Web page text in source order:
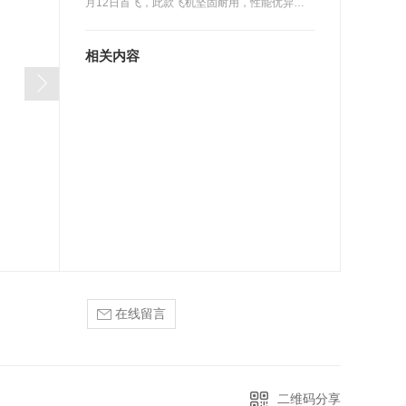
月12日首飞，此款飞机坚固耐用，性能优异，
相关内容
在线留言
二维码分享